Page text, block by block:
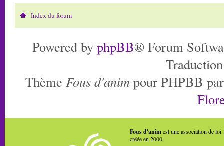
Index du forum
Powered by phpBB® Forum
Thème Fous d'anim pour PHPBB
Fous d'animest une association de loi
créée en 2000.